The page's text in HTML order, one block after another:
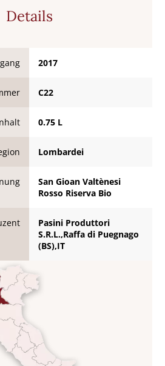
Details
2017
C22
0.75 L
Lombardei
San Gioan Valtènesi
Rosso Riserva Bio
Pasini Produttori
S.R.L.,Raffa di Puegnago
(BS),IT